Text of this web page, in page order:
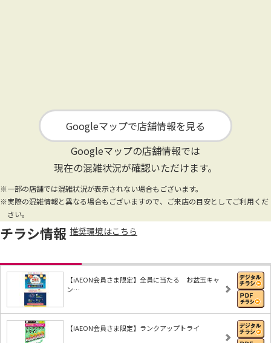
Googleマップで店舗情報を見る
Googleマップの店舗情報では
現在の混雑状況が確認いただけます。
※一部の店舗では混雑状況が表示されない場合もございます。
※実際の混雑情報と異なる場合もございますので、ご来店の目安としてご利用くだ
さい。
チラシ情報 推奨環境はこちら
【iAEON会員さま限定】全員に当たる お盆玉キャ
ン…
【iAEON会員さま限定】ランクアップトライ